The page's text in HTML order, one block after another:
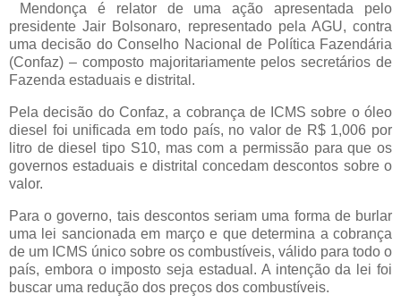
Mendonça é relator de uma ação apresentada pelo
presidente Jair Bolsonaro, representado pela AGU, contra
uma decisão do Conselho Nacional de Política Fazendária
(Confaz) – composto majoritariamente pelos secretários de
Fazenda estaduais e distrital.
Pela decisão do Confaz, a cobrança de ICMS sobre o óleo
diesel foi unificada em todo país, no valor de R$ 1,006 por
litro de diesel tipo S10, mas com a permissão para que os
governos estaduais e distrital concedam descontos sobre o
valor.
Para o governo, tais descontos seriam uma forma de burlar
uma lei sancionada em março e que determina a cobrança
de um ICMS único sobre os combustíveis, válido para todo o
país, embora o imposto seja estadual. A intenção da lei foi
buscar uma redução dos preços dos combustíveis.